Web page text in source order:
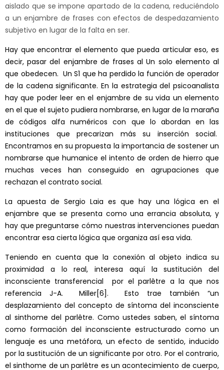
aislado que se impone apartado de la cadena, reduciéndolo
a un enjambre de frases con efectos de despedazamiento
subjetivo en lugar de la falta en ser.
Hay que encontrar el elemento que pueda articular eso, es
decir, pasar del enjambre de frases al Un solo elemento al
que obedecen. Un S1 que ha perdido la función de operador
de la cadena significante. En la estrategia del psicoanalista
hay que poder leer en el enjambre de su vida un elemento
en el que el sujeto pudiera nombrarse, en lugar de la maraña
de códigos alfa numéricos con que lo abordan en las
instituciones que precarizan más su inserción social.
Encontramos en su propuesta la importancia de sostener un
nombrarse que humanice el intento de orden de hierro que
muchas veces han conseguido en agrupaciones que
rechazan el contrato social.
La apuesta de Sergio Laia es que hay una lógica en el
enjambre que se presenta como una errancia absoluta, y
hay que preguntarse cómo nuestras intervenciones puedan
encontrar esa cierta lógica que organiza así esa vida.
Teniendo en cuenta que la conexión al objeto indica su
proximidad a lo real, interesa aquí la sustitución del
inconsciente transferencial por el parlêtre a la que nos
referencia J-A. Miller[6]. Esto trae también “un
desplazamiento del concepto de síntoma del inconsciente
al sinthome del parlêtre. Como ustedes saben, el síntoma
como formación del inconsciente estructurado como un
lenguaje es una metáfora, un efecto de sentido, inducido
por la sustitución de un significante por otro. Por el contrario,
el sinthome de un parlêtre es un acontecimiento de cuerpo,